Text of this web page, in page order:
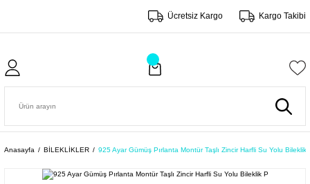
Ücretsiz Kargo Kargo Takibi
Anasayfa BİLEKLİKLER 925 Ayar Gümüş Pırlanta Montür Taşlı Zincir Harfli Su Yolu Bileklik